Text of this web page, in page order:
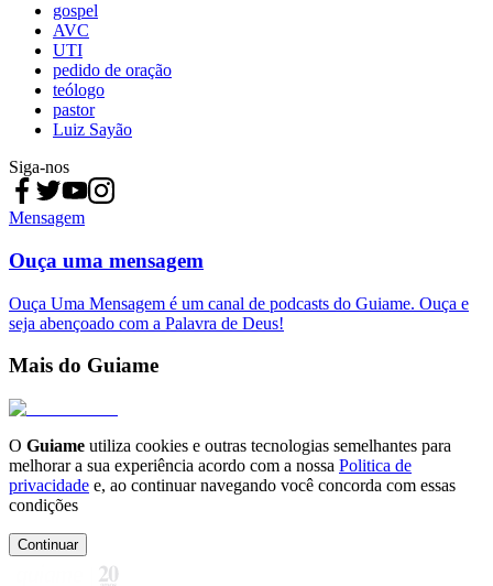
gospel
AVC
UTI
pedido de oração
teólogo
pastor
Luiz Sayão
Siga-nos
Mensagem
Ouça uma mensagem
Ouça Uma Mensagem é um canal de podcasts do Guiame. Ouça e
seja abençoado com a Palavra de Deus!
Mais do Guiame
O Guiame utiliza cookies e outras tecnologias semelhantes para
melhorar a sua experiência acordo com a nossa Politica de
privacidade e, ao continuar navegando você concorda com essas
condições
Continuar